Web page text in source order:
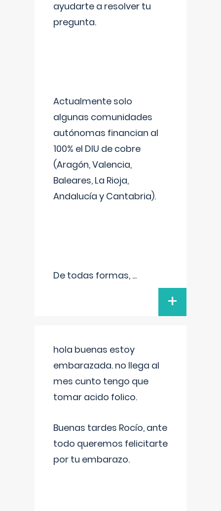
ayudarte a resolver tu
pregunta.
Actualmente solo
algunas comunidades
autónomas financian al
100% el DIU de cobre
(Aragón, Valencia,
Baleares, La Rioja,
Andalucía y Cantabria).
De todas formas, ...
+
hola buenas estoy
embarazada. no llega al
mes cunto tengo que
tomar acido folico.
Buenas tardes Rocío, ante
todo queremos felicitarte
por tu embarazo.